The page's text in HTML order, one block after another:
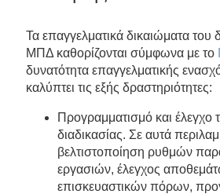
Τα επαγγελματικά δικαιώματα του
ΜΠΔ καθορίζονται σύμφωνα με το
δυνατότητα επαγγελματικής
καλύπτει τις εξής δραστηριότητες:
Προγραμματισμό και έλεγχο
διαδικασίας. Σε αυτά
βελτιστοποίηση ρυθμών
εργασιών, έλεγχος
επισκευαστικών πόρων,